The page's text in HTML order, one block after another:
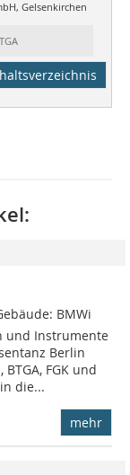
Gelsenkirchen
BMWi
und Instrumente
Berlin
FGK und
die...
mehr